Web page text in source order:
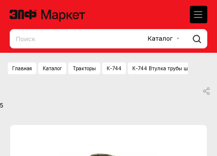
Каталог
Главная Каталог Тракторы К-744 К-744 Втулка трубы шарнира
5